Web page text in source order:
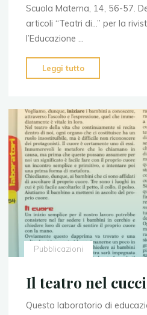
Scuola Materna, 14, 56-57.
articoli “Teatri di…” per la
l’Educazione …
Leggi tutto
di
Pubblicazioni
Il teatro nel
Questo laboratorio di